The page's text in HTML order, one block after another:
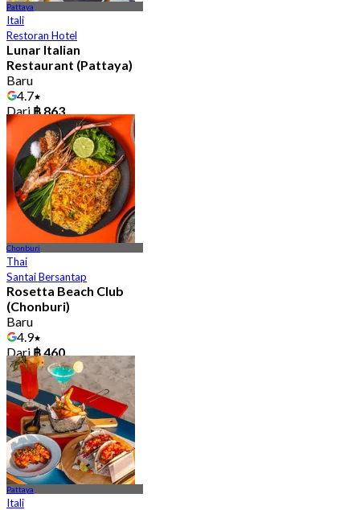
Pattaya
Itali
Restoran Hotel
Lunar Italian
Restaurant (Pattaya)
Baru
4.7
Dari ฿ 863
Chonburi
Thai
Santai Bersantap
Rosetta Beach Club
(Chonburi)
Baru
4.9
Dari ฿ 460
Pattaya
Itali